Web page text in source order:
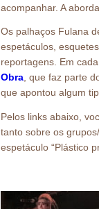
acompanhar. A
Os palhaços Fulana
espetáculos,
reportagens. Em
Obra, que faz parte
que apontou algum
Pelos links abaixo,
tanto sobre os
espetáculo “Plástico